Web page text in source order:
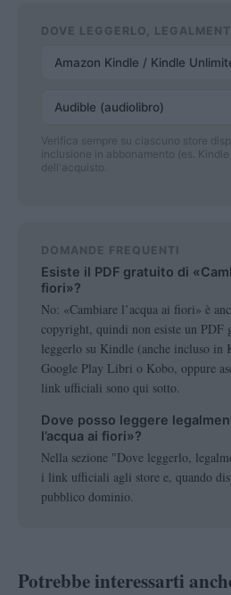
DOVE LEGGERLO,
Amazon Kindle / Kindle
Audible (audiolibro)
Verifica sempre su ciascuno store
inclusione in abbonamento (es.
dell'acquisto.
DOMANDE FREQUENTI
Esiste il PDF gratuito di
fiori»?
No: «Cambiare l’acqua ai fiori» è
copyright, quindi non esiste un PDF
leggerlo su Kindle (anche incluso
Google Play Libri o Kobo, oppure
link ufficiali sono qui sotto.
Dove posso leggere
l’acqua ai fiori»?
Nella sezione "Dove leggerlo,
i link ufficiali agli store e, quando
pubblico dominio.
Potrebbe interessarti